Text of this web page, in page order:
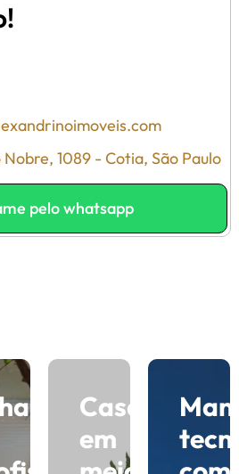
1089 - Cotia, São Paulo
pelo whatsapp
Casas
em